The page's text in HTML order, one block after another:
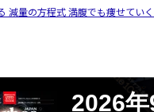
減量の方程式 満腹でも痩せてい
2026